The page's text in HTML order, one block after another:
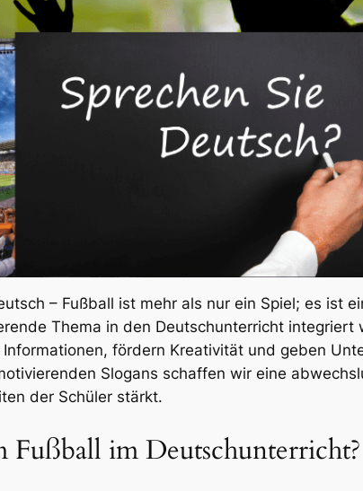
– Fußball ist mehr als nur ein Spiel; es ist
Thema in den Deutschunterricht
fördern Kreativität und geben
Slogans schaffen wir eine
der Schüler stärkt.
im Deutschunterricht?